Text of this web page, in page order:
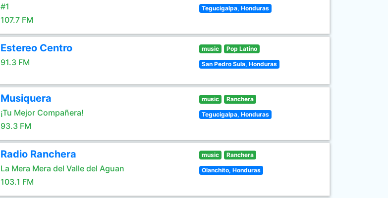
#1
107.7 FM
Tegucigalpa, Honduras
Estereo Centro
91.3 FM
music Pop Latino
San Pedro Sula, Honduras
Musiquera
¡Tu Mejor Compañera!
93.3 FM
music Ranchera
Tegucigalpa, Honduras
Radio Ranchera
La Mera Mera del Valle del Aguan
103.1 FM
music Ranchera
Olanchito, Honduras